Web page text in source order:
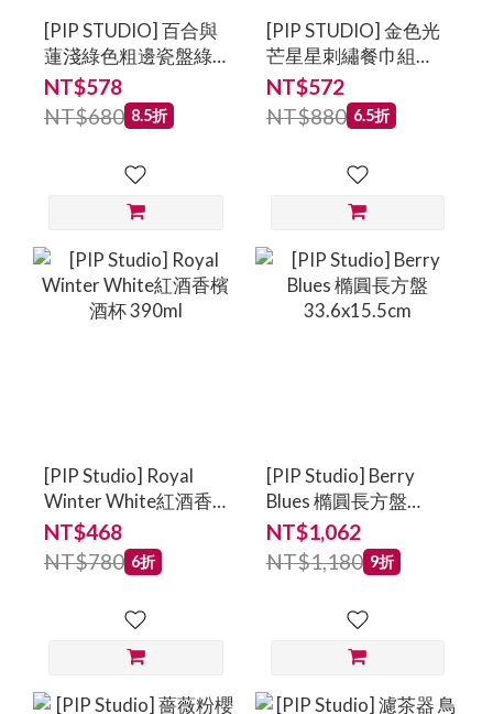
[PIP STUDIO] 百合與
蓮淺綠色粗邊瓷盤綠
意盎然Lily & Lotus
26.5cm
NT$578
NT$680 8.5折
[PIP STUDIO] 金色光
芒星星刺繡餐巾組
40x40cm/2入
NT$572
NT$880 6.5折
[PIP Studio] Royal
Winter White紅酒香
檳酒杯 390ml
NT$468
NT$780 6折
[PIP Studio] Berry
Blues 橢圓長方盤
33.6x15.5cm
NT$1,062
NT$1,180 9折